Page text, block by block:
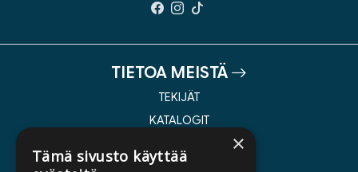
TIETOA MEISTÄ
TEKIJÄT
KATALOGIT
×
Tämä sivusto käyttää